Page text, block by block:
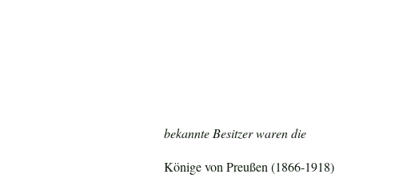
bekannte Besitzer waren die
Könige von Preußen (1866-1918)